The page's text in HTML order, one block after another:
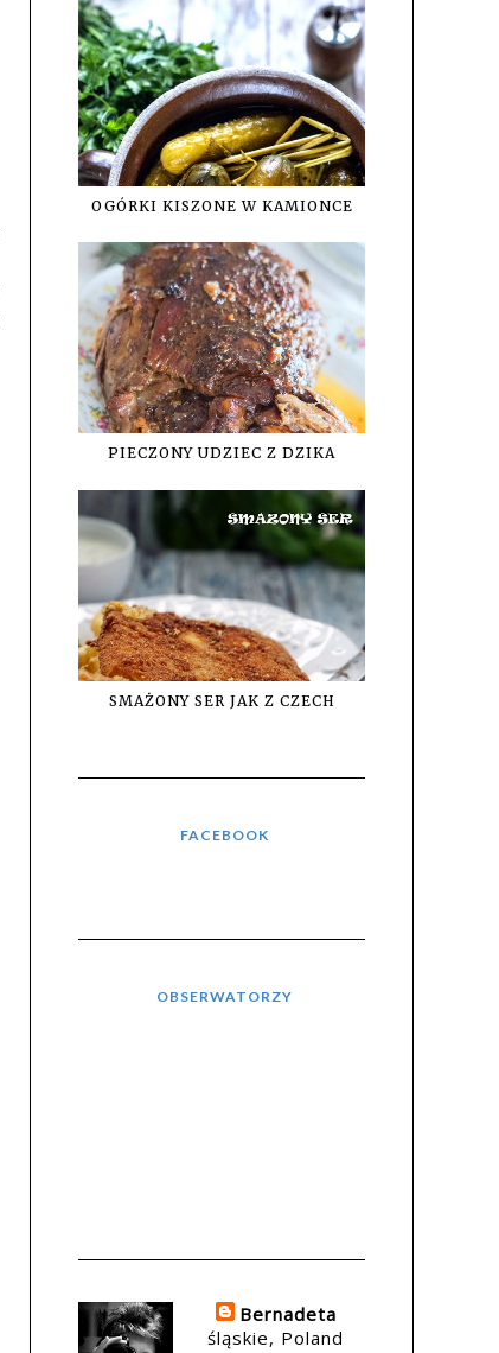
OGÓRKI KISZONE W KAMIONCE
PIECZONY UDZIEC Z DZIKA
SMAŻONY SER JAK Z CZECH
FACEBOOK
OBSERWATORZY
Bernadeta
śląskie, Poland